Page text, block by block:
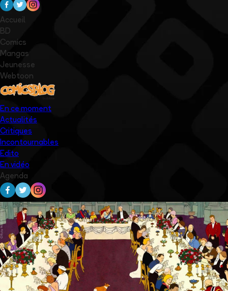
Accueil
BD
Comics
Mangas
Jeunesse
Webtoon
En ce moment
Actualités
Critiques
Incontournables
Edito
En vidéo
Agenda